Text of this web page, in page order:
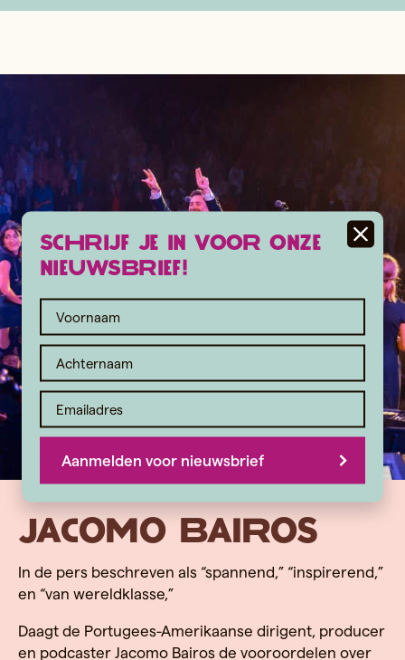
Jacomo Bairos
In de pers beschreven als “spannend,” “inspirerend,”
en “van wereldklasse,”
Daagt de Portugees-Amerikaanse dirigent, producer
en podcaster Jacomo Bairos de vooroordelen over
Schrijf je in voor onze
nieuwsbrief!
Aanmelden voor nieuwsbrief